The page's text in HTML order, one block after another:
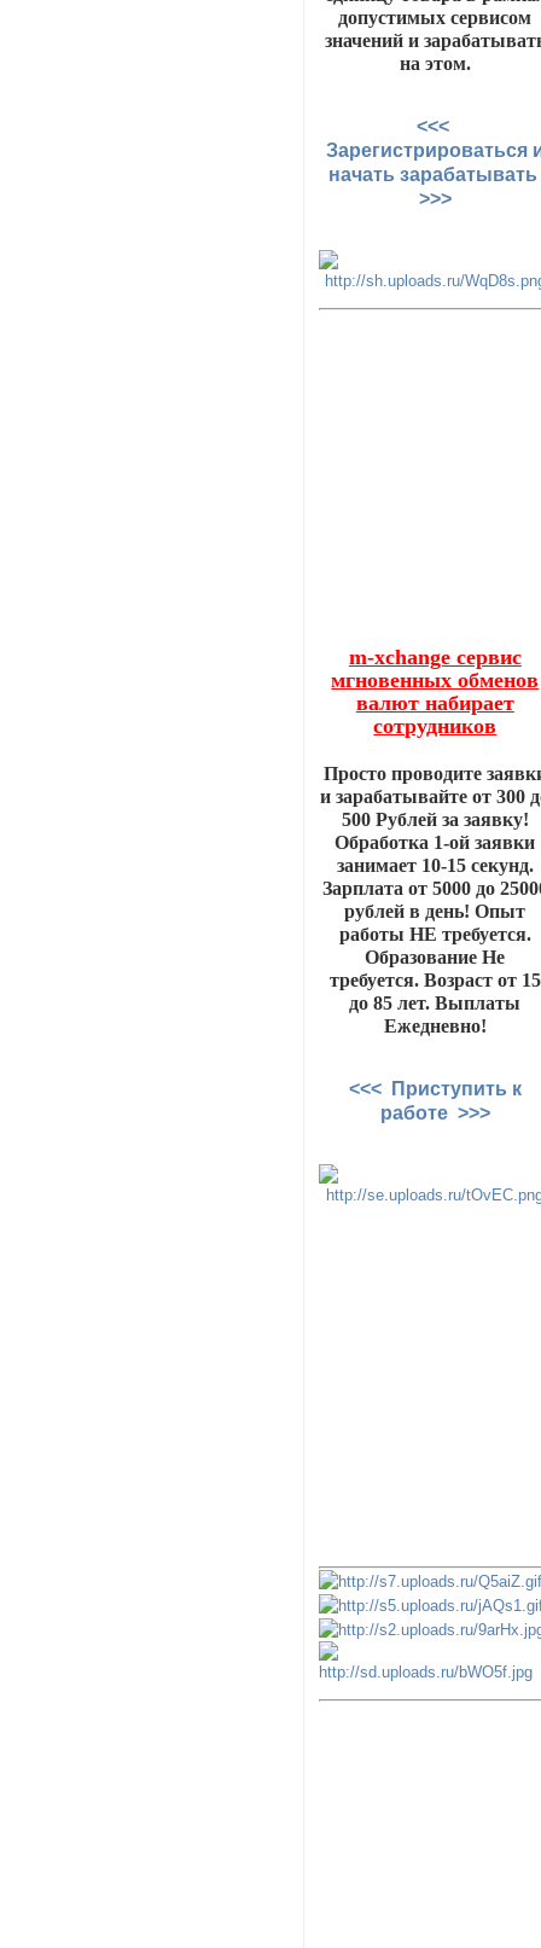
допустимых сервисом
значений и
на этом.
<<<
Зарегистрироваться
начать зарабатывать
>>>
m-xchange сервис
мгновенных обменов
валют набирает
сотрудников
Просто проводите
и зарабатывайте от 300
500 Рублей за заявку!
Обработка 1-ой заявки
занимает 10-15 секунд.
Зарплата от 5000 до
рублей в день! Опыт
работы НЕ требуется.
Образование Не
требуется. Возраст от 15
до 85 лет. Выплаты
Ежедневно!
<<< Приступить к
работе >>>